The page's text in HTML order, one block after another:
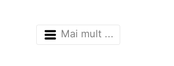
Mai mult ...